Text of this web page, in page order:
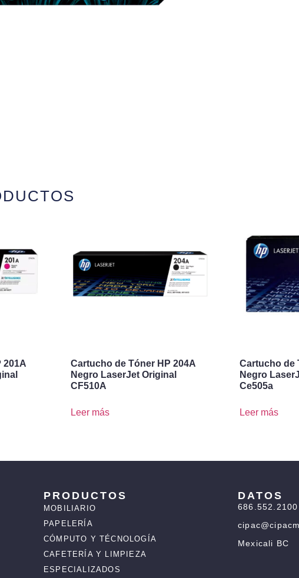
201A
Cartucho de Tóner HP 204A
Negro LaserJet Original
CF510A
Leer más
Cartucho de
Negro
Ce505a
Leer más
PRODUCTOS
MOBILIARIO
PAPELERÍA
CÓMPUTO Y TÉCNOLOGÍA
CAFETERÍA Y LIMPIEZA
ESPECIALIZADOS
DATOS
686.552.2100
Mexicali BC